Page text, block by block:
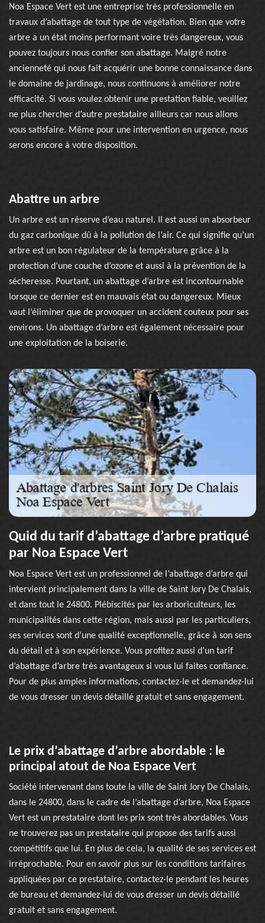
Noa Espace Vert est une entreprise très professionnelle en
travaux d’abattage de tout type de végétation. Bien que votre
arbre a un état moins performant voire très dangereux, vous
pouvez toujours nous confier son abattage. Malgré notre
ancienneté qui nous fait acquérir une bonne connaissance dans
le domaine de jardinage, nous continuons à améliorer notre
efficacité. Si vous voulez obtenir une prestation fiable, veuillez
ne plus chercher d’autre prestataire ailleurs car nous allons
vous satisfaire. Même pour une intervention en urgence, nous
serons encore à votre disposition.
Abattre un arbre
Un arbre est un réserve d’eau naturel. Il est aussi un absorbeur
du gaz carbonique dû à la pollution de l’air. Ce qui signifie qu’un
arbre est un bon régulateur de la température grâce à la
protection d’une couche d’ozone et aussi à la prévention de la
sécheresse. Pourtant, un abattage d’arbre est incontournable
lorsque ce dernier est en mauvais état ou dangereux. Mieux
vaut l’éliminer que de provoquer un accident couteux pour ses
environs. Un abattage d’arbre est également nécessaire pour
une exploitation de la boiserie.
Quid du tarif d’abattage d’arbre pratiqué
par Noa Espace Vert
Noa Espace Vert est un professionnel de l’abattage d’arbre qui
intervient principalement dans la ville de Saint Jory De Chalais,
et dans tout le 24800. Plébiscités par les arboriculteurs, les
municipalités dans cette région, mais aussi par les particuliers,
ses services sont d’une qualité exceptionnelle, grâce à son sens
du détail et à son expérience. Vous profitez aussi d’un tarif
d’abattage d’arbre très avantageux si vous lui faites confiance.
Pour de plus amples informations, contactez-le et demandez-lui
de vous dresser un devis détaillé gratuit et sans engagement.
Le prix d’abattage d’arbre abordable : le
principal atout de Noa Espace Vert
Société intervenant dans toute la ville de Saint Jory De Chalais,
dans le 24800, dans le cadre de l’abattage d’arbre, Noa Espace
Vert est un prestataire dont les prix sont très abordables. Vous
ne trouverez pas un prestataire qui propose des tarifs aussi
compétitifs que lui. En plus de cela, la qualité de ses services est
irréprochable. Pour en savoir plus sur les conditions tarifaires
appliquées par ce prestataire, contactez-le pendant les heures
de bureau et demandez-lui de vous dresser un devis détaillé
gratuit et sans engagement.